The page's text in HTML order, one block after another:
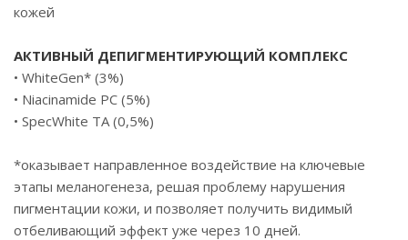
кожей
АКТИВНЫЙ ДЕПИГМЕНТИРУЮЩИЙ КОМПЛЕКС
• WhiteGen* (3%)
• Niacinamide PC (5%)
• SpecWhite TA (0,5%)
*оказывает направленное воздействие на ключевые
этапы меланогенеза, решая проблему нарушения
пигментации кожи, и позволяет получить видимый
отбеливающий эффект уже через 10 дней.